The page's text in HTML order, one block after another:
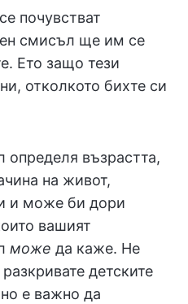
почувстват
смисъл ще им се
Ето защо тези
отколкото бихте си
възрастта,
на живот,
и може би дори
вашият
може да каже. Не
детските
е важно да